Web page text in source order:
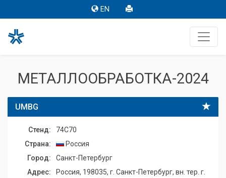
EN
МЕТАЛЛООБРАБОТКА-2024
UMBG
Стенд:
74C70
Страна:
Россия
Город:
Санкт-Петербург
Адрес:
Россия, 198035, г. Санкт-Петербург, вн. тер. г.